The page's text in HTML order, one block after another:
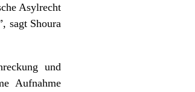
Asylrecht
sagt Shoura
und
Aufnahme